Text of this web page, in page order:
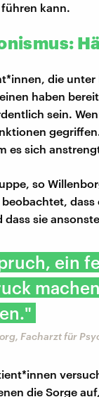
kann.
die
haben
sein.
es sich
so
dass sie
ein
Facharzt für
die Sorge